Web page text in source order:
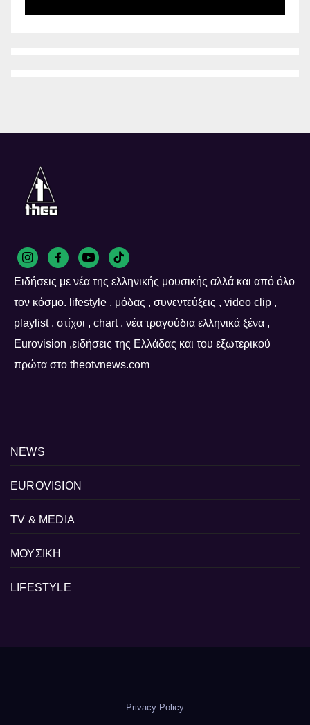
Ειδήσεις με νέα της ελληνικής μουσικής αλλά και από όλο
τον κόσμο. lifestyle , μόδας , συνεντεύξεις , video clip ,
playlist , στίχοι , chart , νέα τραγούδια ελληνικά ξένα ,
Eurovision ,ειδήσεις της Ελλάδας και του εξωτερικού
πρώτα στο theotvnews.com
NEWS
EUROVISION
TV & MEDIA
ΜΟΥΣΙΚΗ
LIFESTYLE
Privacy Policy